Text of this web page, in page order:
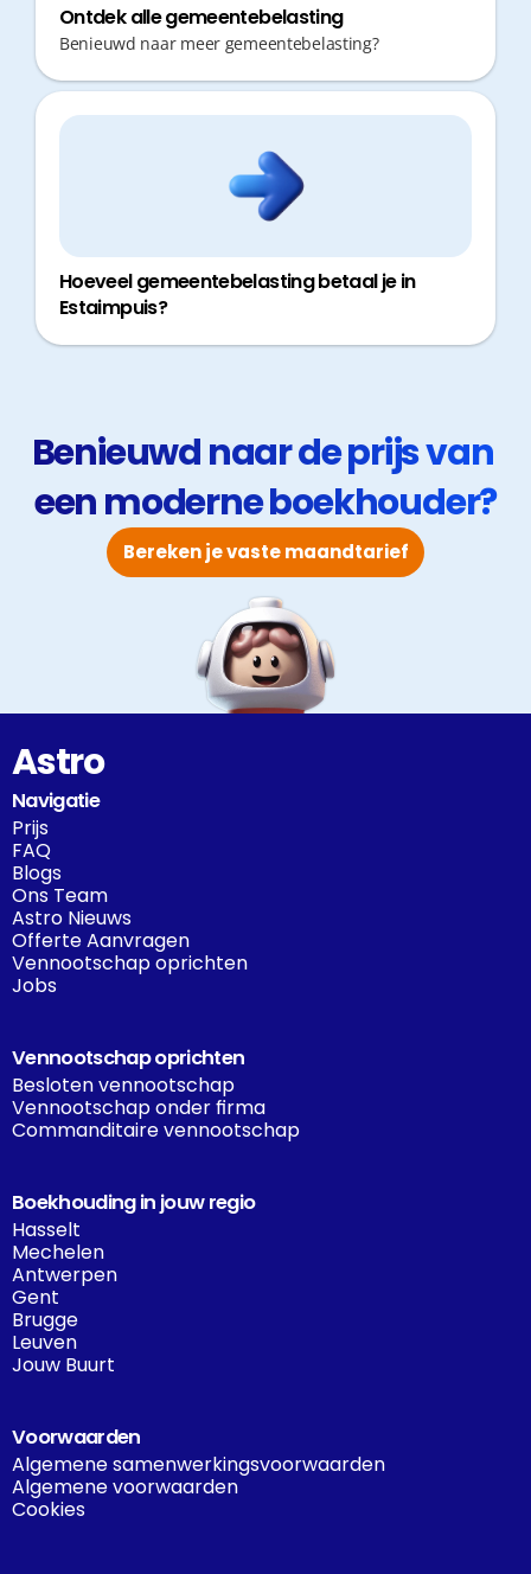
Ontdek alle gemeentebelasting
Benieuwd naar meer gemeentebelasting?
Hoeveel gemeentebelasting betaal je in
Estaimpuis?
Benieuwd naar de prijs van
een moderne boekhouder?
Bereken je vaste maandtarief
Astro
Navigatie
Prijs
FAQ
Blogs
Ons Team
Astro Nieuws
Offerte Aanvragen
Vennootschap oprichten
Jobs
Vennootschap oprichten
Besloten vennootschap
Vennootschap onder firma
Commanditaire vennootschap
Boekhouding in jouw regio
Hasselt
Mechelen
Antwerpen
Gent
Brugge
Leuven
Jouw Buurt
Voorwaarden
Algemene samenwerkingsvoorwaarden
Algemene voorwaarden
Cookies